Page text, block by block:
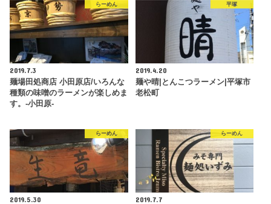
らーめん
2019.7.3
麺場田処商店 小田原店/いろんな
種類の味噌のラーメンが楽しめま
す。-小田原-
平塚
2019.4.20
麺や晴|とんこつラーメン|平塚市
老松町
らーめん
2019.5.30
らーめん
2019.7.7